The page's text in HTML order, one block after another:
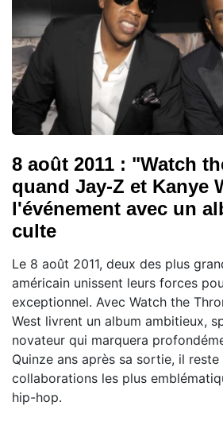
8 août 2011 : "Watch
quand Jay-Z et Kanye
l'événement avec un
culte
Le 8 août 2011, deux des plus
américain unissent leurs forces
exceptionnel. Avec Watch the
West livrent un album ambitieux,
novateur qui marquera
Quinze ans après sa sortie, il reste
collaborations les plus
hip-hop.